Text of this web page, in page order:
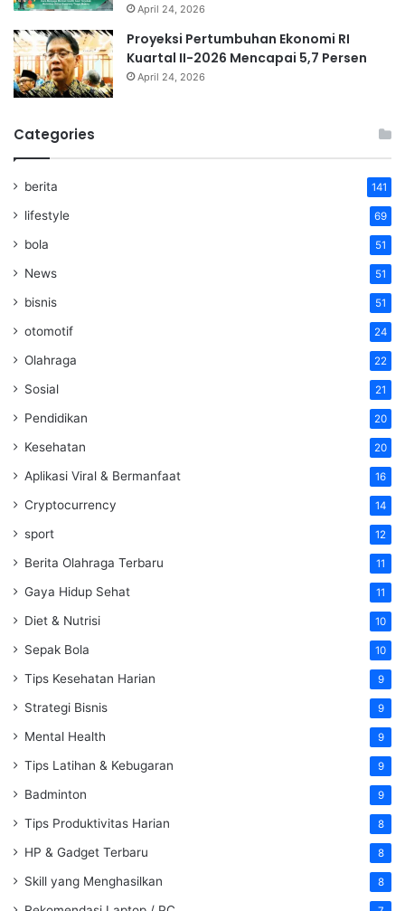
April 24, 2026
Proyeksi Pertumbuhan Ekonomi RI
Kuartal II-2026 Mencapai 5,7 Persen
April 24, 2026
Categories
berita 141
lifestyle 69
bola 51
News 51
bisnis 51
otomotif 24
Olahraga 22
Sosial 21
Pendidikan 20
Kesehatan 20
Aplikasi Viral & Bermanfaat 16
Cryptocurrency 14
sport 12
Berita Olahraga Terbaru 11
Gaya Hidup Sehat 11
Diet & Nutrisi 10
Sepak Bola 10
Tips Kesehatan Harian 9
Strategi Bisnis 9
Mental Health 9
Tips Latihan & Kebugaran 9
Badminton 9
Tips Produktivitas Harian 8
HP & Gadget Terbaru 8
Skill yang Menghasilkan 8